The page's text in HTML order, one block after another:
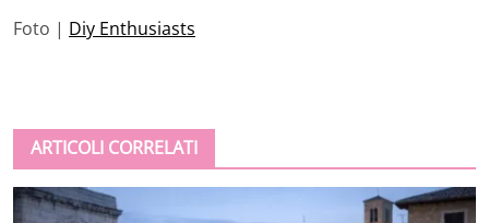
Foto | Diy Enthusiasts
ARTICOLI CORRELATI